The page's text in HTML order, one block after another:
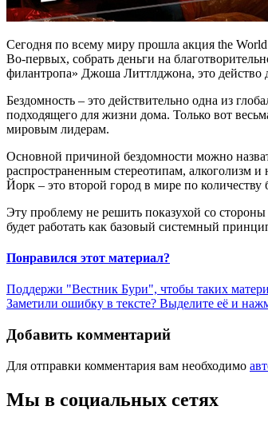
Сегодня по всему миру прошла акция the
Во-первых, собрать деньги на
филантропа» Джоша Литтлджона, это
Бездомность – это действительно одна из
подходящего для жизни дома. Только вот
мировым лидерам.
Основной причиной бездомности можно
распространенным стереотипам, алкоголизм
Йорк – это второй город в мире по количеству
Эту проблему не решить показухой со
будет работать как базовый системный
Понравился этот материал?
Поддержи "Вестник Бури", чтобы таких
Заметили ошибку в тексте? Выделите её и
Добавить комментарий
Для отправки комментария вам необходимо
Мы в социальных сетях